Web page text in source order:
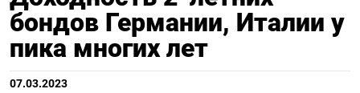
бондов Германии, Италии у
пика многих лет
07.03.2023